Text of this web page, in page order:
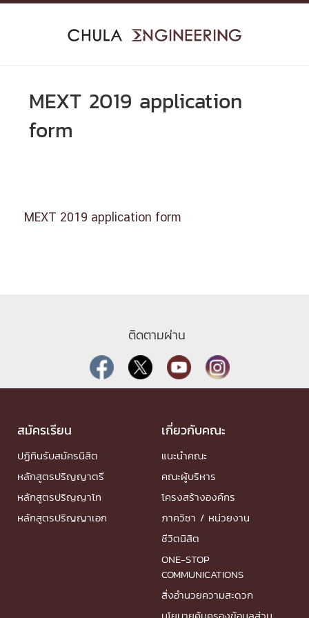
Skip
MEXT 2019 application
form
MEXT 2019 application form
ติดตามผ่าน
สมัครเรียน
ปฏิทินรับสมัครนิสิต
หลักสูตรปริญญาตรี
หลักสูตรปริญญาโท
หลักสูตรปริญญาเอก
เกี่ยวกับคณะ
แนะนำคณะ
คณะผู้บริหาร
โครงสร้างองค์กร
ภาควิชา / หน่วยงาน
ชีวิตนิสิต
ONE-STOP
COMMUNICATIONS
สิ่งอำนวยความสะดวก